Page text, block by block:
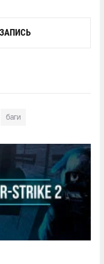
баги